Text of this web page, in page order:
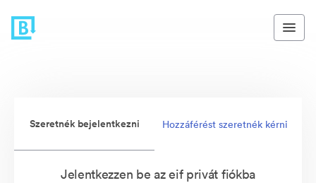
Szeretnék bejelentkezni Hozzáférést szeretnék kérni
Jelentkezzen be az eif privát fiókba